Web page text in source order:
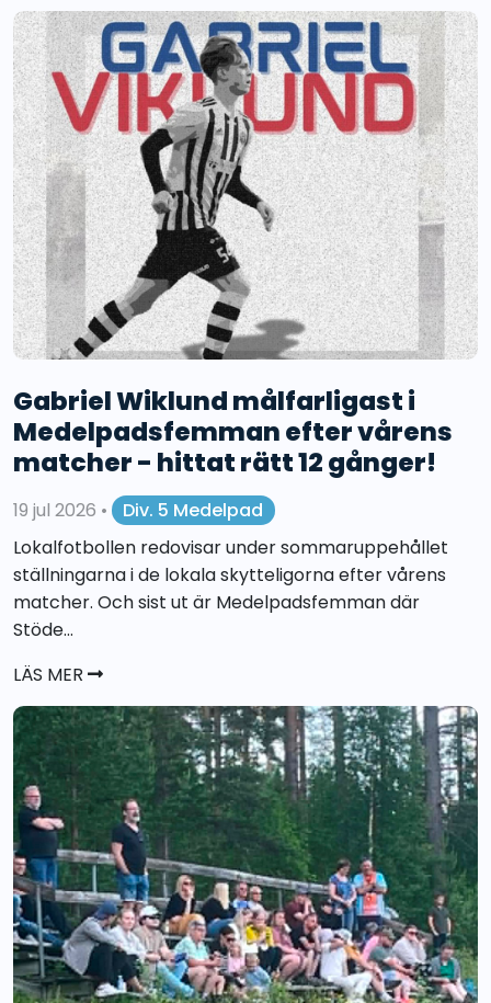
Gabriel Wiklund målfarligast i
Medelpadsfemman efter vårens
matcher - hittat rätt 12 gånger!
19 jul 2026 •
Div. 5 Medelpad
Lokalfotbollen redovisar under sommaruppehållet
ställningarna i de lokala skytteligorna efter vårens
matcher. Och sist ut är Medelpadsfemman där
Stöde...
LÄS MER